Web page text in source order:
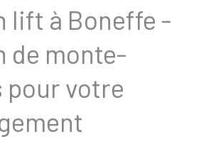
lift à Boneffe -
de monte-
pour votre